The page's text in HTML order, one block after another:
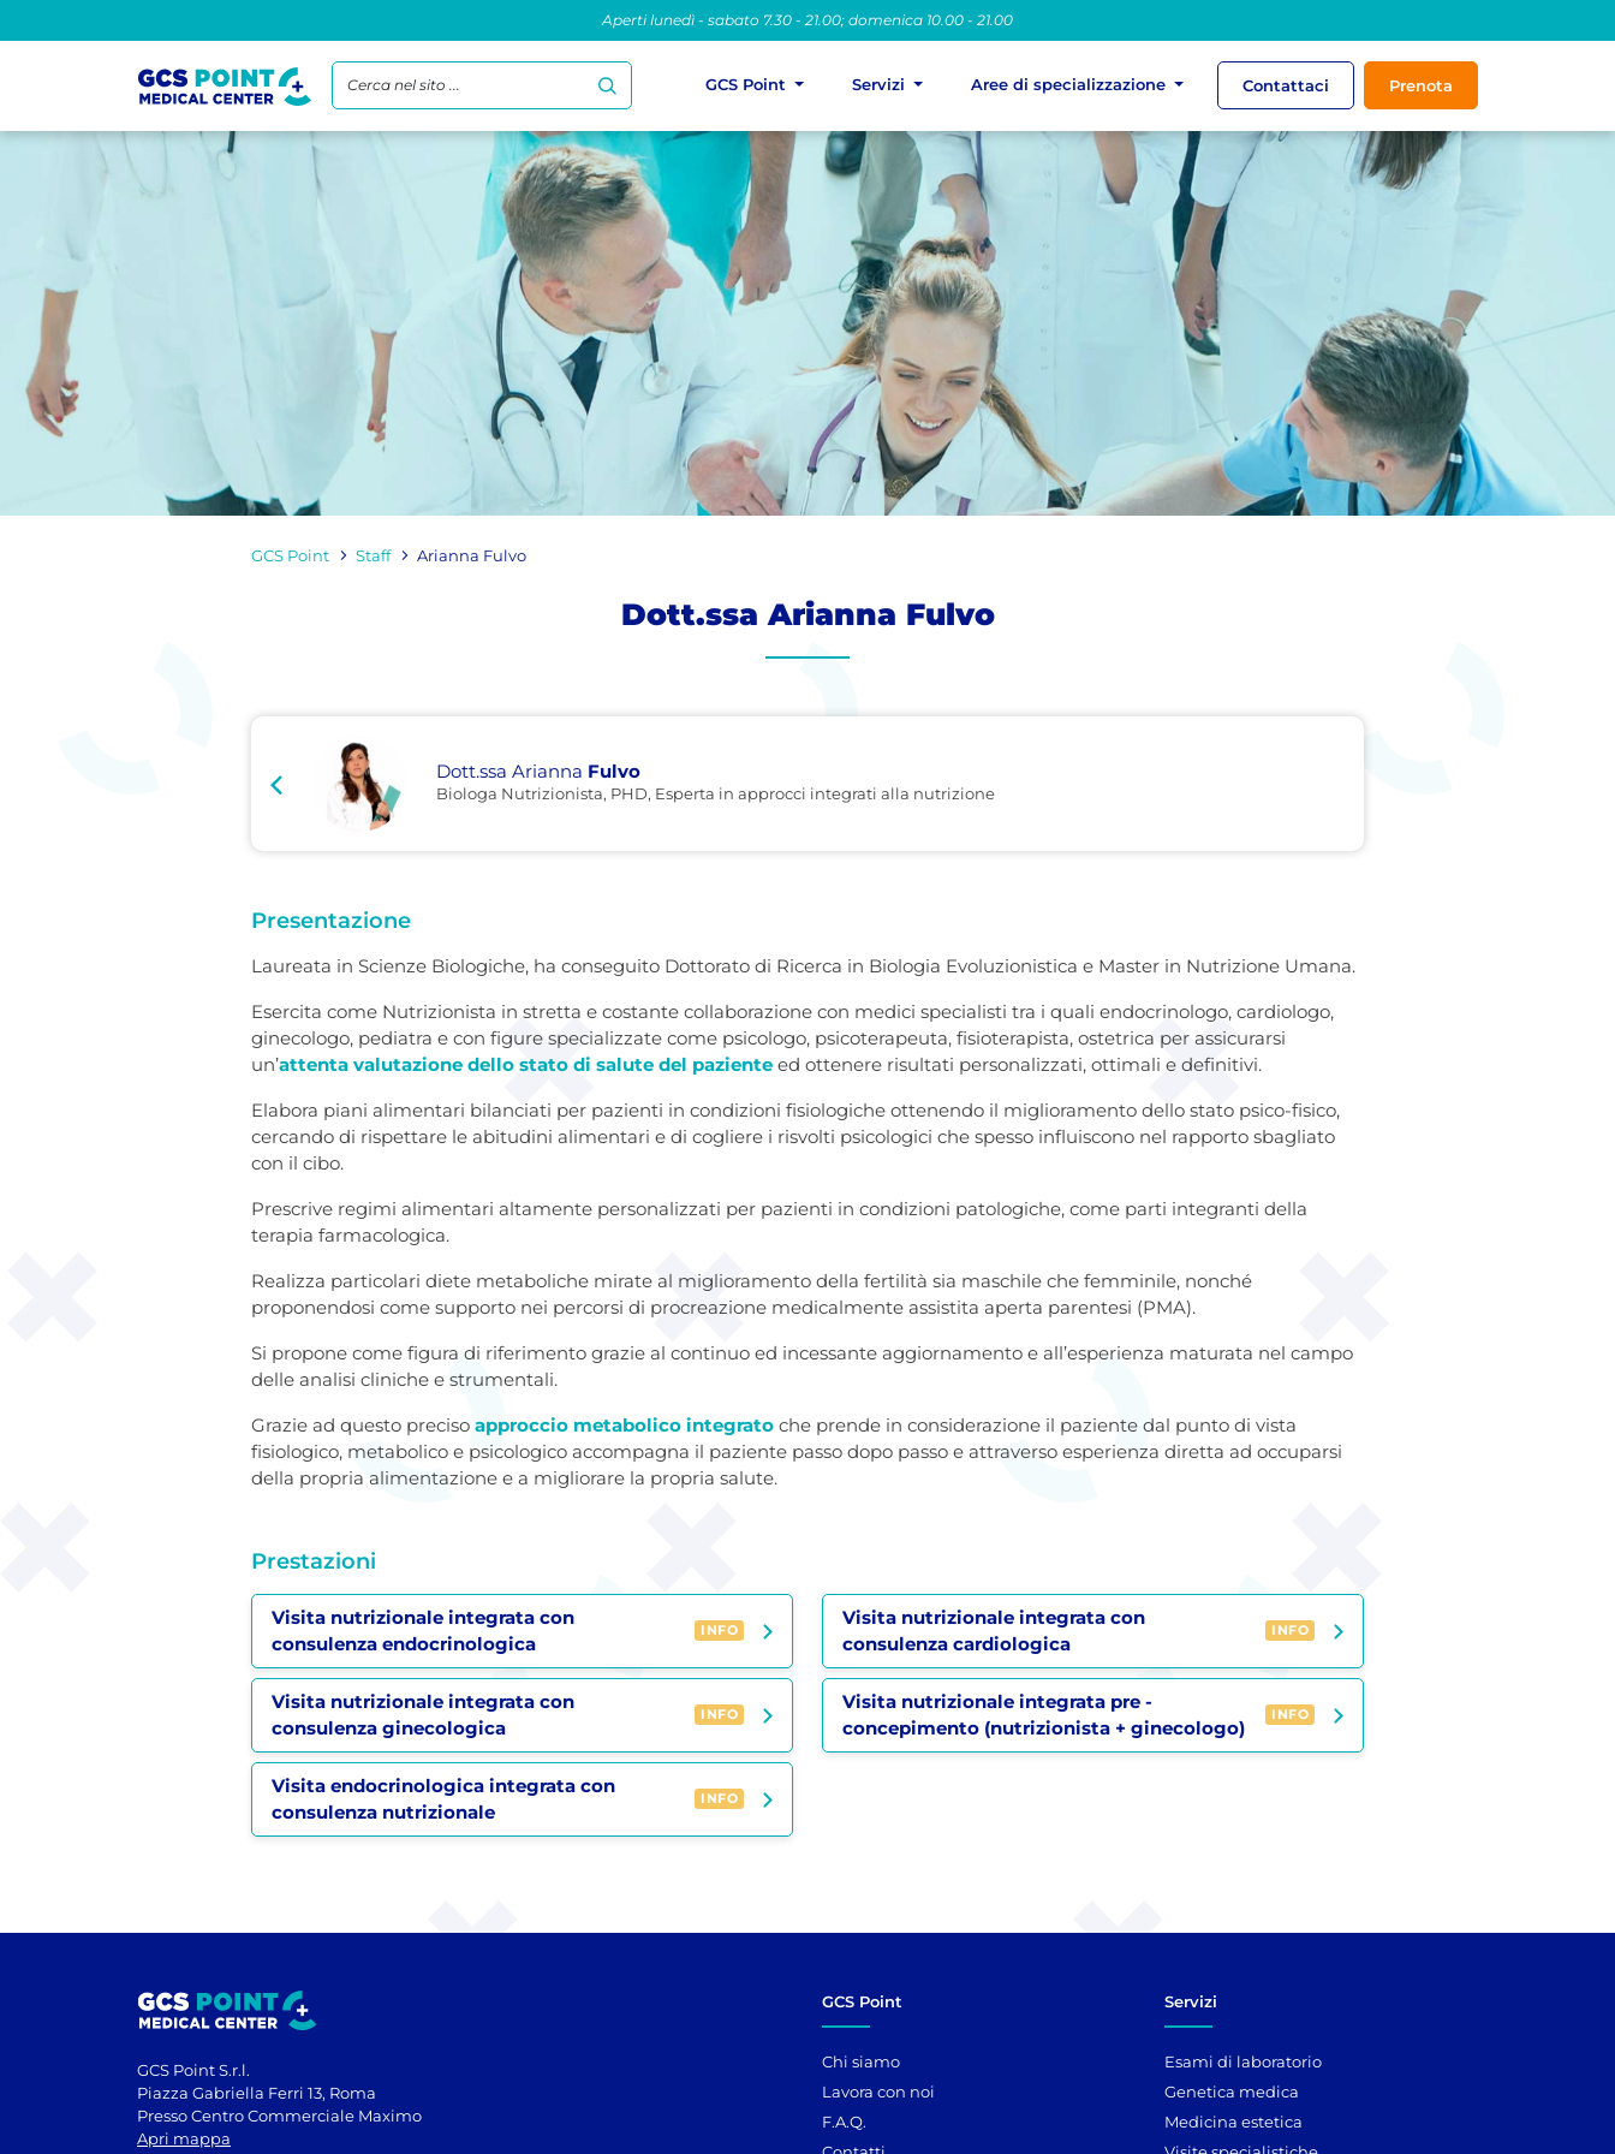
Aperti lunedì - sabato 7.30 - 21.00; domenica 10.00 - 21.00
Cerca nel sito ... GCS Point Servizi Aree di specializzazione Contattaci Prenota
GCS Point Staff Arianna Fulvo
Dott.ssa Arianna Fulvo
Dott.ssa Arianna Fulvo
Biologa Nutrizionista, PHD, Esperta in approcci integrati alla nutrizione
Presentazione
Laureata in Scienze Biologiche, ha conseguito Dottorato di Ricerca in Biologia Evoluzionistica e Master in Nutrizione Umana.
Esercita come Nutrizionista in stretta e costante collaborazione con medici specialisti tra i quali endocrinologo, cardiologo,
ginecologo, pediatra e con figure specializzate come psicologo, psicoterapeuta, fisioterapista, ostetrica per assicurarsi
un’attenta valutazione dello stato di salute del paziente ed ottenere risultati personalizzati, ottimali e definitivi.
Elabora piani alimentari bilanciati per pazienti in condizioni fisiologiche ottenendo il miglioramento dello stato psico-fisico,
cercando di rispettare le abitudini alimentari e di cogliere i risvolti psicologici che spesso influiscono nel rapporto sbagliato
con il cibo.
Prescrive regimi alimentari altamente personalizzati per pazienti in condizioni patologiche, come parti integranti della
terapia farmacologica.
Realizza particolari diete metaboliche mirate al miglioramento della fertilità sia maschile che femminile, nonché
proponendosi come supporto nei percorsi di procreazione medicalmente assistita aperta parentesi (PMA).
Si propone come figura di riferimento grazie al continuo ed incessante aggiornamento e all’esperienza maturata nel campo
delle analisi cliniche e strumentali.
Grazie ad questo preciso approccio metabolico integrato che prende in considerazione il paziente dal punto di vista
fisiologico, metabolico e psicologico accompagna il paziente passo dopo passo e attraverso esperienza diretta ad occuparsi
della propria alimentazione e a migliorare la propria salute.
Prestazioni
Visita nutrizionale integrata con
consulenza endocrinologica
INFO
Visita nutrizionale integrata con
consulenza cardiologica
INFO
Visita nutrizionale integrata con
consulenza ginecologica
INFO
Visita nutrizionale integrata pre -
concepimento (nutrizionista + ginecologo)
INFO
Visita endocrinologica integrata con
consulenza nutrizionale
INFO
GCS Point S.r.l.
Piazza Gabriella Ferri 13, Roma
Presso Centro Commerciale Maximo
Apri mappa
GCS Point
Chi siamo
Lavora con noi
F.A.Q.
Servizi
Esami di laboratorio
Genetica medica
Medicina estetica